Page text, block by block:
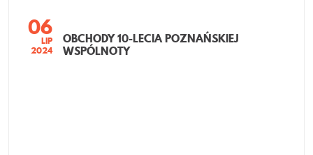
06
LIP
2024
OBCHODY 10-LECIA POZNAŃSKIEJ
WSPÓLNOTY